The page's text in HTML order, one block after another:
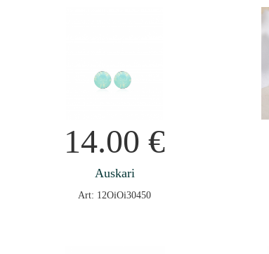
14.00€
Auskari
Art: 12OiOi30450